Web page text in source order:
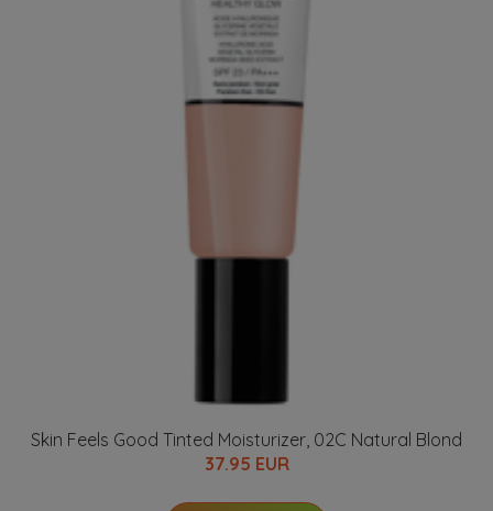
Skin Feels Good Tinted Moisturizer, 02C Natural Blond
37.95 EUR